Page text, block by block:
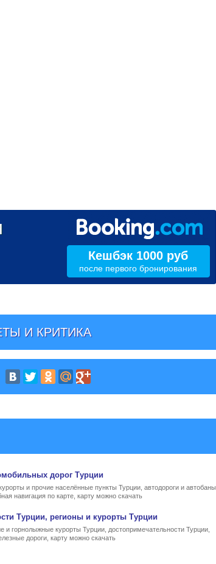
Кешбэк 1000 руб
после первого бронирования
И КРИТИКА
дорог Турции
и прочие населённые пункты Турции, автодороги и автобаны,
навигация по карте, карту можно скачать
Турции, регионы и курорты Турции
и горнолыжные курорты Турции, достопримечательности Турции,
дороги, карту можно скачать